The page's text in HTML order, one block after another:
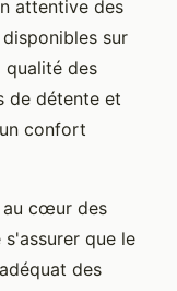
attentive des
sur
qualité des
de détente et
confort
au cœur des
que le
des